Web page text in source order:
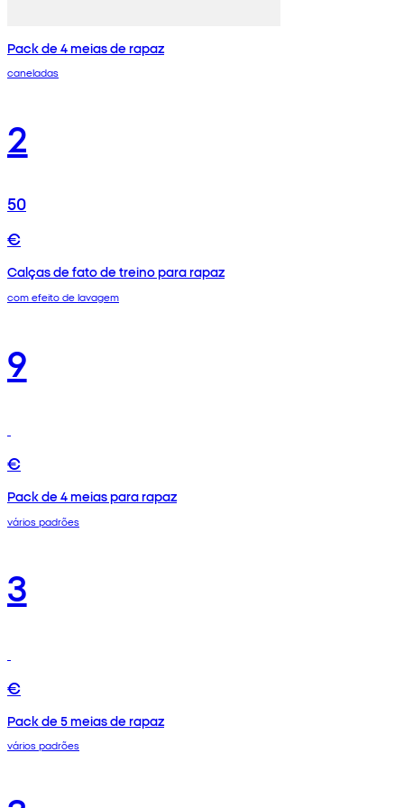
Pack de 4 meias de rapaz
caneladas
2
50
€
Calças de fato de treino para rapaz
com efeito de lavagem
9
€
Pack de 4 meias para rapaz
vários padrões
3
€
Pack de 5 meias de rapaz
vários padrões